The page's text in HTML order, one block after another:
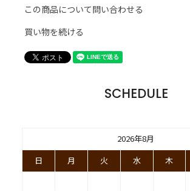
この商品について問い合わせる
買い物を続ける
SCHEDULE
2026年8月
日
月 火 水 木